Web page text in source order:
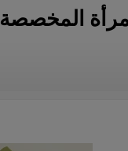
المخصصة
سريع.